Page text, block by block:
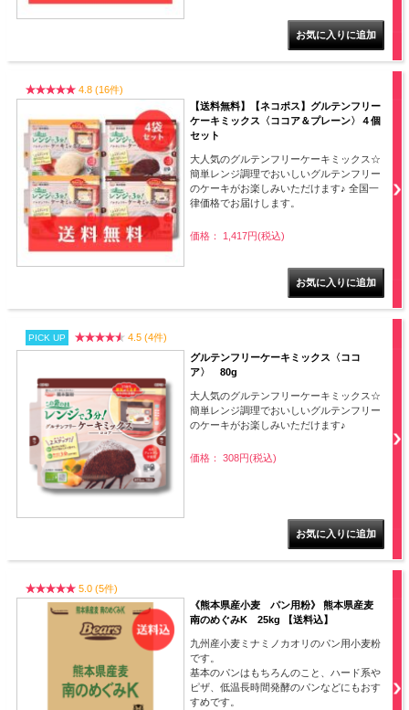
4.8 (16件)
【送料無料】【ネコポス】グルテンフリー
ケーキミックス〈ココア＆プレーン〉４個
セット
大人気のグルテンフリーケーキミックス☆
簡単レンジ調理でおいしいグルテンフリー
のケーキがお楽しみいただけます♪ 全国一
律価格でお届けします。
価格： 1,417円(税込)
PICK UP
4.5 (4件)
グルテンフリーケーキミックス〈ココ
ア〉 80g
大人気のグルテンフリーケーキミックス☆
簡単レンジ調理でおいしいグルテンフリー
のケーキがお楽しみいただけます♪
価格： 308円(税込)
5.0 (5件)
《熊本県産小麦 パン用粉》 熊本県産麦
南のめぐみK 25kg 【送料込】
九州産小麦ミナミノカオリのパン用小麦粉
です。
基本のパンはもちろんのこと、ハード系や
ピザ、低温長時間発酵のパンなどにもおす
すめです。